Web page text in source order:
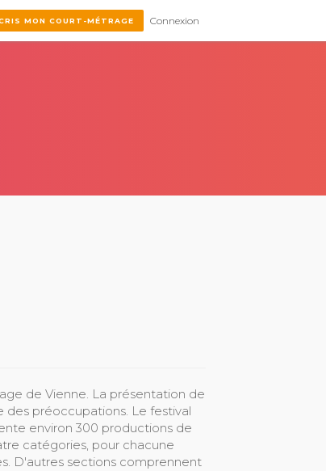
MON COURT-MÉTRAGE Connexion
de Vienne. La présentation de
préoccupations. Le festival
environ 300 productions de
catégories, pour chacune
D'autres sections comprennent